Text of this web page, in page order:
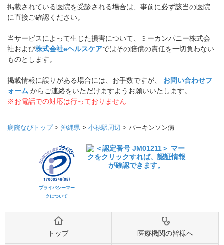
掲載されている医院を受診される場合は、事前に必ず該当の医院
に直接ご確認ください。
当サービスによって生じた損害について、ミーカンパニー株式会
社および株式会社eヘルスケアではその賠償の責任を一切負わない
ものとします。
掲載情報に誤りがある場合には、お手数ですが、 お問い合わせフ
ォーム からご連絡をいただけますようお願いいたします。
※お電話での対応は行っておりません
病院なびトップ> 沖縄県 > 小禄駅周辺 > パーキンソン病
プライバシーマー
クについて
トップ 医療機関の皆様へ